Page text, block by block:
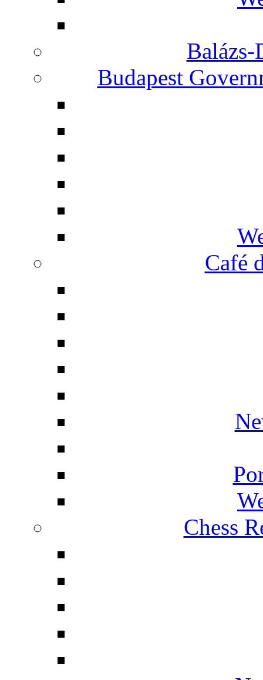
Budapest
Café
Chess